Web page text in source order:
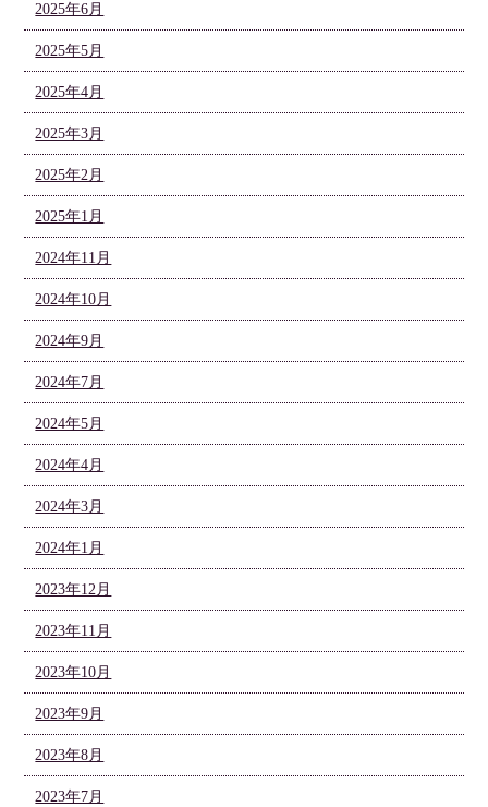
2025年6月
2025年5月
2025年4月
2025年3月
2025年2月
2025年1月
2024年11月
2024年10月
2024年9月
2024年7月
2024年5月
2024年4月
2024年3月
2024年1月
2023年12月
2023年11月
2023年10月
2023年9月
2023年8月
2023年7月